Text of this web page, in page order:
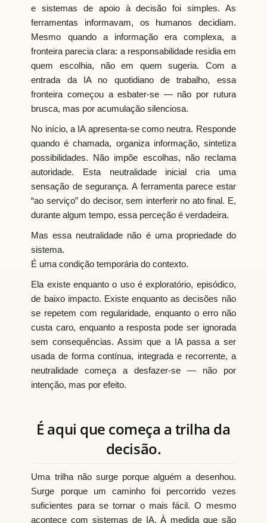
e sistemas de apoio à decisão foi simples. As
ferramentas informavam, os humanos decidiam.
Mesmo quando a informação era complexa, a
fronteira parecia clara: a responsabilidade residia em
quem escolhia, não em quem sugeria. Com a
entrada da IA no quotidiano de trabalho, essa
fronteira começou a esbater-se — não por rutura
brusca, mas por acumulação silenciosa.
No início, a IA apresenta-se como neutra. Responde
quando é chamada, organiza informação, sintetiza
possibilidades. Não impõe escolhas, não reclama
autoridade. Esta neutralidade inicial cria uma
sensação de segurança. A ferramenta parece estar
“ao serviço” do decisor, sem interferir no ato final. E,
durante algum tempo, essa perceção é verdadeira.
Mas essa neutralidade não é uma propriedade do
sistema.
É uma condição temporária do contexto.
Ela existe enquanto o uso é exploratório, episódico,
de baixo impacto. Existe enquanto as decisões não
se repetem com regularidade, enquanto o erro não
custa caro, enquanto a resposta pode ser ignorada
sem consequências. Assim que a IA passa a ser
usada de forma contínua, integrada e recorrente, a
neutralidade começa a desfazer-se — não por
intenção, mas por efeito.
É aqui que começa a trilha da
decisão.
Uma trilha não surge porque alguém a desenhou.
Surge porque um caminho foi percorrido vezes
suficientes para se tornar o mais fácil. O mesmo
acontece com sistemas de IA. À medida que são